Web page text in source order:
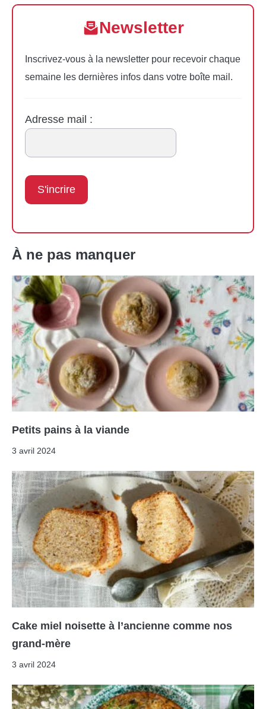
Newsletter
Inscrivez-vous à la newsletter pour recevoir chaque
semaine les dernières infos dans votre boîte mail.
Adresse mail :
À ne pas manquer
Petits pains à la viande
3 avril 2024
Cake miel noisette à l’ancienne comme nos
grand-mère
3 avril 2024